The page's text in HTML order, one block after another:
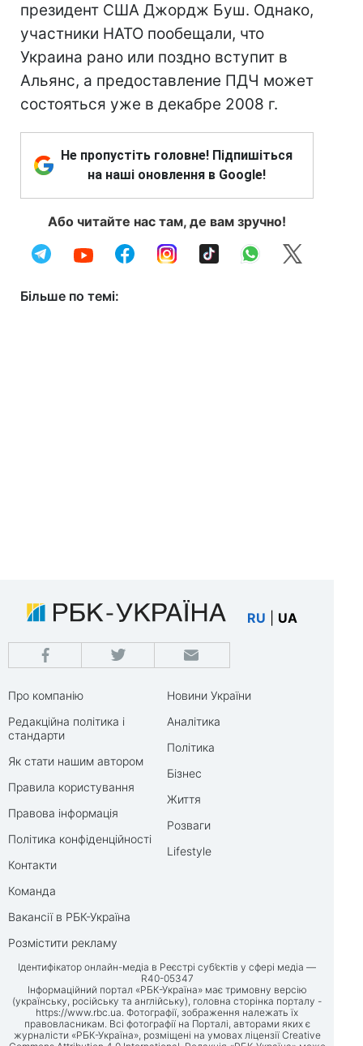
президент США Джордж Буш. Однако,
участники НАТО пообещали, что
Украина рано или поздно вступит в
Альянс, а предоставление ПДЧ может
состояться уже в декабре 2008 г.
Не пропустіть головне! Підпишіться
на наші оновлення в Google!
Або читайте нас там, де вам зручно!
Більше по темі:
RU UA
Про компанію
Редакційна політика і
стандарти
Як стати нашим автором
Правила користування
Правова інформація
Політика конфіденційності
Контакти
Команда
Вакансії в РБК-Україна
Розмістити рекламу
Новини України
Аналітика
Політика
Бізнес
Життя
Розваги
Lifestyle
Ідентифікатор онлайн-медіа в Реєстрі суб’єктів у сфері медіа —
R40-05347
Інформаційний портал «РБК-Україна» має тримовну версію
(українську, російську та англійську), головна сторінка порталу -
https://www.rbc.ua. Фотографії, зображення належать їх
правовласникам. Всі фотографії на Порталі, авторами яких є
журналісти «РБК-Україна», розміщені на умовах ліцензії Creative